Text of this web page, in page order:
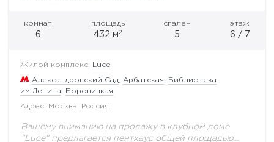
комнат
6
площадь
432 м2
спален
5
этаж
6 / 7
Жилой комплекс: Luce
Александровский Сад Арбатская
Библиотека
им.Ленина
Боровицкая
Адрес: Москва, Россия
Вашему вниманию на продажу в клубном доме
"Luce" предлагается пентхаус общей площадью